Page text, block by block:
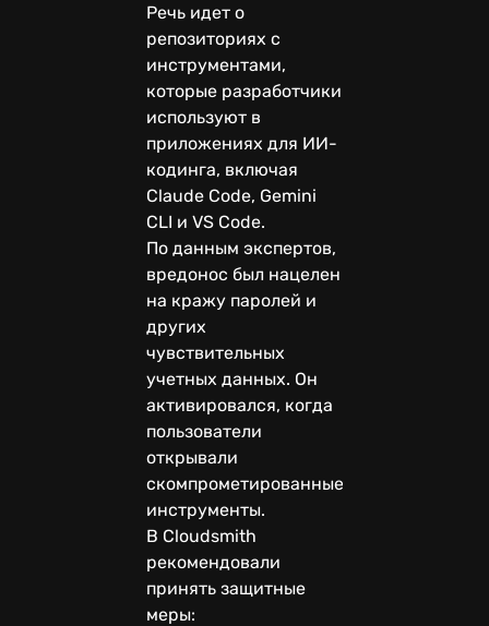
Речь идет о
репозиториях с
инструментами,
которые разработчики
используют в
приложениях для ИИ-
кодинга, включая
Claude Code, Gemini
CLI и VS Code.
По данным экспертов,
вредонос был нацелен
на кражу паролей и
других
чувствительных
учетных данных. Он
активировался, когда
пользователи
открывали
скомпрометированные
инструменты.
В Cloudsmith
рекомендовали
принять защитные
меры: